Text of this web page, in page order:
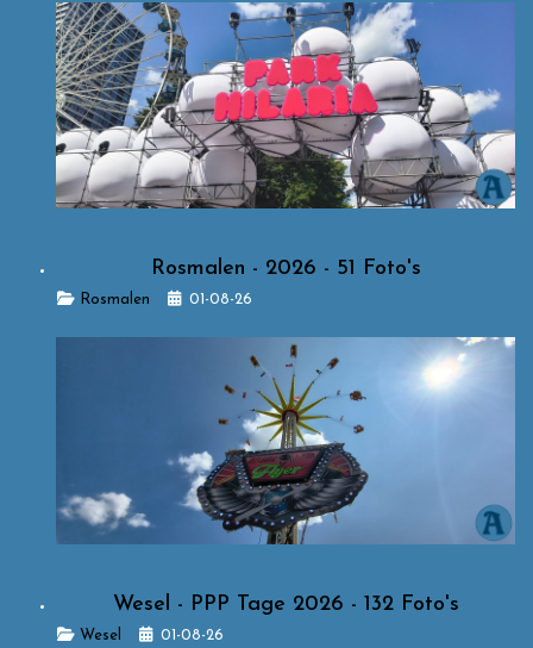
Rosmalen - 2026 - 51 Foto's
DetailsRosmalen 01-08-26
Wesel - PPP Tage 2026 - 132 Foto's
Details
Wesel 01-08-26